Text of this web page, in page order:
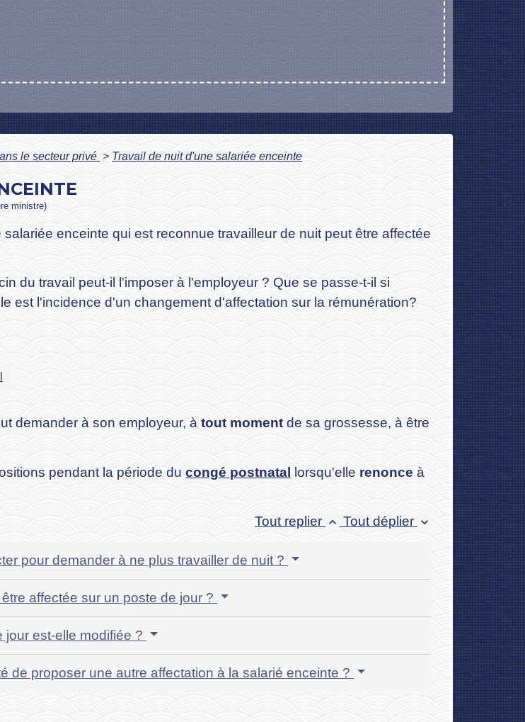
le secteur privé > Travail de nuit d'une salariée enceinte
ministre)
enceinte qui est reconnue travailleur de nuit peut être affectée
du travail peut-il l'imposer à l'employeur ? Que se passe-t-il si
est l'incidence d'un changement d'affectation sur la rémunération?
demander à son employeur, à tout moment de sa grossesse, à être
pendant la période du congé postnatal lorsqu'elle renonce à
Tout replier keyboard_arrow_up Tout déplier keyboard_arrow_down
pour demander à ne plus travailler de nuit ?
affectée sur un poste de jour ?
est-elle modifiée ?
de proposer une autre affectation à la salarié enceinte ?